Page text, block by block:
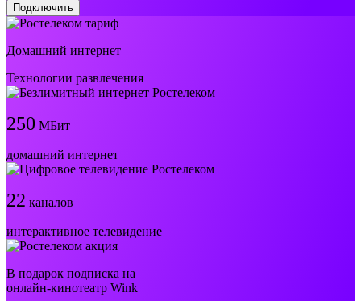
Подключить
Домашний интернет
Технологии развлечения
250 МБит
домашний интернет
22 каналов
интерактивное телевидение
В подарок подписка на
онлайн-кинотеатр Wink